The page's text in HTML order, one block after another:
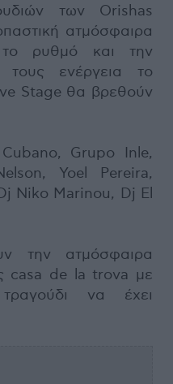
των Orishas
ατμόσφαιρα
ρυθμό και την
τους ενέργεια το
Stage θα βρεθούν
Grupo Inle,
Yoel Pereira,
Niko Marinou, Dj El
την ατμόσφαιρα
casa de la trova με
να έχει